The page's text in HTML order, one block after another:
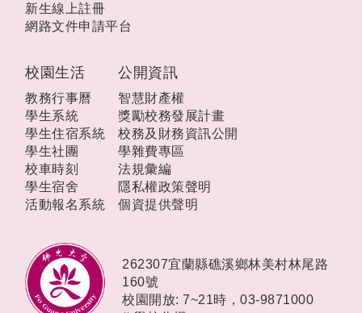
校園生活
教務行事曆
學生系統
學生住宿系統
學生社團
校車時刻
學生宿舍
活動報名系統
公開資訊
智慧財產權
獎勵校務發展計畫
校務及財務資訊公開
學雜費專區
法規彙編
隱私權政策聲明
個資提供聲明
新生線上註冊
網路文件申請平台
262307宜蘭縣礁溪鄉林美村林尾路
160號
校園開放: 7~21時， 03-9871000